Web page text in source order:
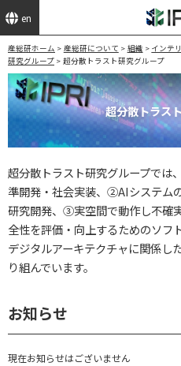
en
産総研ホーム 産総研について 組織
インテ
研究グループ
超分散トラスト研究グループ
超分散トラス
超分散トラスト研究グループで
準開発・社会実装、②AIシステム
研究開発、③実空間で動作し不確
全性を評価・向上するためのソ
デジタルアーキテクチャに関係し
り組んでいます。
お知らせ
現在お知らせはございません